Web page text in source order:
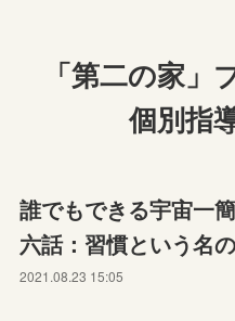
「第二の家」
個別指
誰でもできる宇宙一
六話：習慣という名の
2021.08.23 15:05